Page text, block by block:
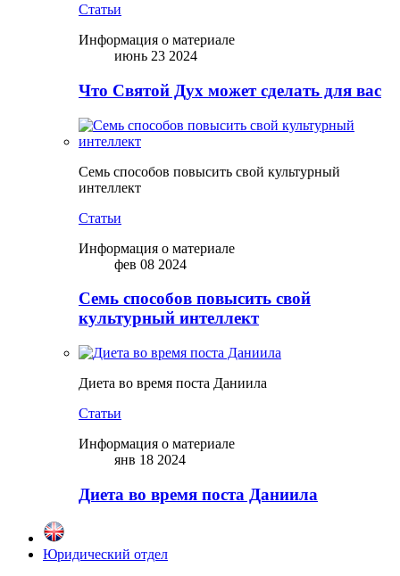
Статьи
Информация о материале
июнь 23 2024
Что Святой Дух может сделать для вас
Семь способов повысить свой культурный
интеллект
Статьи
Информация о материале
фев 08 2024
Семь способов повысить свой
культурный интеллект
Диета во время поста Даниила
Статьи
Информация о материале
янв 18 2024
Диета во время поста Даниила
Юридический отдел